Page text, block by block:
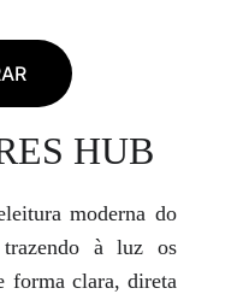
moderna do
à luz os
forma clara, direta
HUB